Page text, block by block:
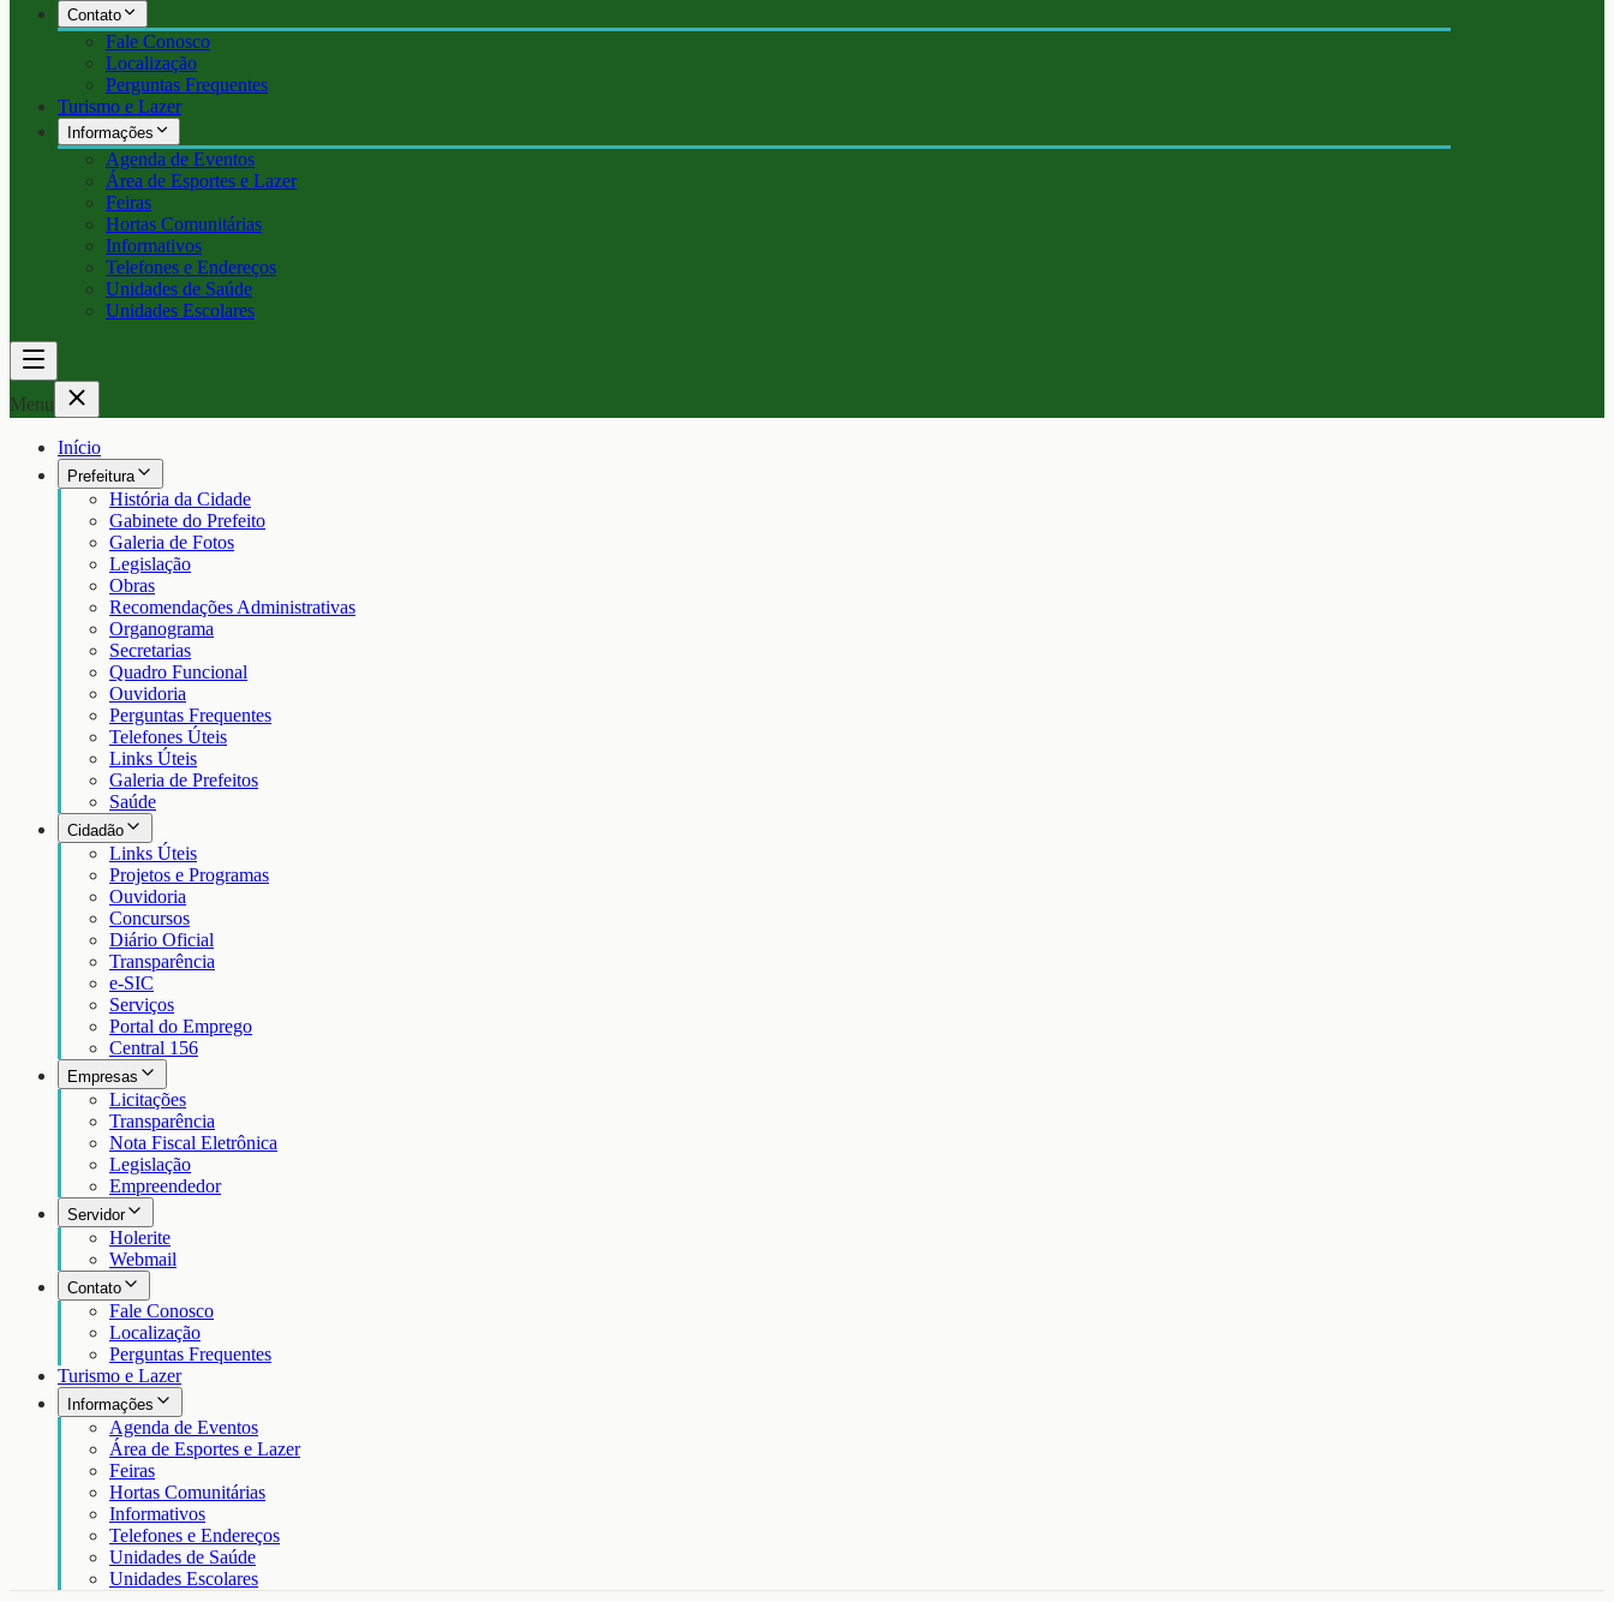
Contato
Fale Conosco
Localização
Perguntas Frequentes
Turismo e Lazer
Informações
Agenda de Eventos
Área de Esportes e Lazer
Feiras
Hortas Comunitárias
Informativos
Telefones e Endereços
Unidades de Saúde
Unidades Escolares
Menu
Início
Prefeitura
História da Cidade
Gabinete do Prefeito
Galeria de Fotos
Legislação
Obras
Recomendações Administrativas
Organograma
Secretarias
Quadro Funcional
Ouvidoria
Perguntas Frequentes
Telefones Úteis
Links Úteis
Galeria de Prefeitos
Saúde
Cidadão
Links Úteis
Projetos e Programas
Ouvidoria
Concursos
Diário Oficial
Transparência
e-SIC
Serviços
Portal do Emprego
Central 156
Empresas
Licitações
Transparência
Nota Fiscal Eletrônica
Legislação
Empreendedor
Servidor
Holerite
Webmail
Contato
Fale Conosco
Localização
Perguntas Frequentes
Turismo e Lazer
Informações
Agenda de Eventos
Área de Esportes e Lazer
Feiras
Hortas Comunitárias
Informativos
Telefones e Endereços
Unidades de Saúde
Unidades Escolares